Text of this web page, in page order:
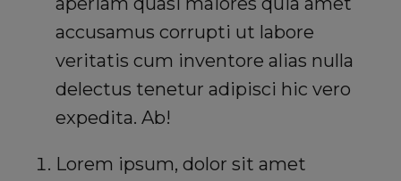
accusamus corrupti ut labore
veritatis cum inventore alias nulla
delectus tenetur adipisci hic vero
expedita. Ab!
Lorem ipsum, dolor sit amet